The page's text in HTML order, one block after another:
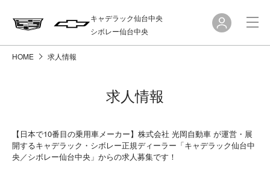
キャデラック仙台中央
シボレー仙台中央
HOME 求人情報
求人情報
【日本で10番目の乗用車メーカー】株式会社 光岡自動車 が運営・展
開するキャデラック・シボレー正規ディーラー「キャデラック仙台中
央／シボレー仙台中央」からの求人募集です！